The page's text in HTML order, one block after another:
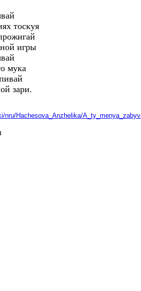
тоскуя
игры
мука
зари.
nru/Нachesova_Аnzhelika/